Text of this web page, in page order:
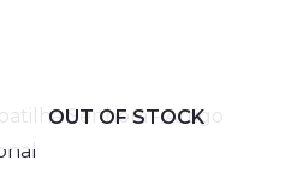
OUT OF STOCK